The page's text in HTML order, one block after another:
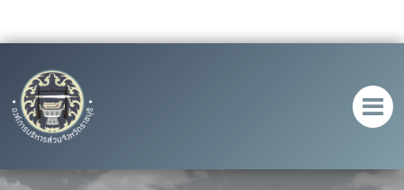
ประกาศราคากลางโครงการก่อสร้าง